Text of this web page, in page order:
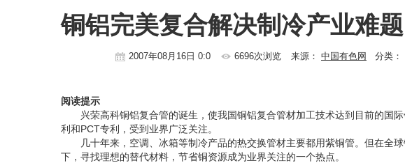
铜铝完美复合解决制冷产业难题
2007年08月16日 0:0 6696次浏览 来源： 中国有色网 分类：
阅读提示
兴荣高科铜铝复合管的诞生，使我国铜铝复合管材加工技术达到目前的国际
利和PCT专利，受到业界广泛关注。
几十年来，空调、冰箱等制冷产品的热交换管材主要都用紫铜管。但在全球
下，寻找理想的替代材料，节省铜资源成为业界关注的一个热点。